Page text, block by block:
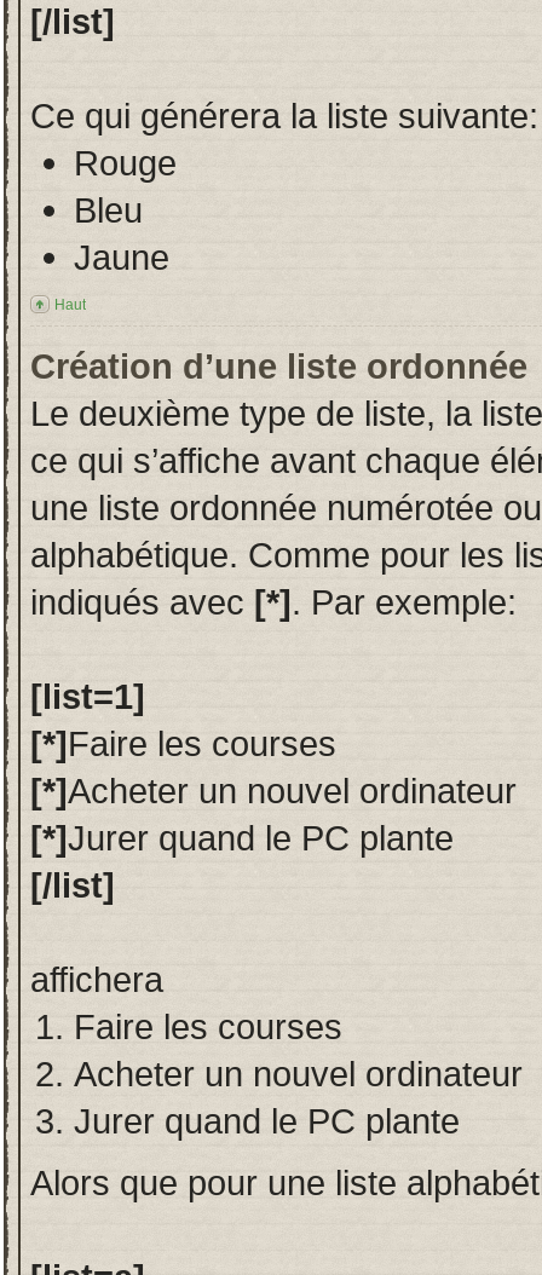
[/list]
Ce qui générera la liste suivante:
Rouge
Bleu
Jaune
Haut
Création d’une liste ordonnée
Le deuxième type de liste, la
ce qui s’affiche avant chaque
une liste ordonnée numérotée
alphabétique. Comme pour les
indiqués avec [*]. Par exemple:
[list=1]
[*]Faire les courses
[*]Acheter un nouvel ordinateur
[*]Jurer quand le PC plante
[/list]
affichera
Faire les courses
Acheter un nouvel ordinateur
Jurer quand le PC plante
Alors que pour une liste